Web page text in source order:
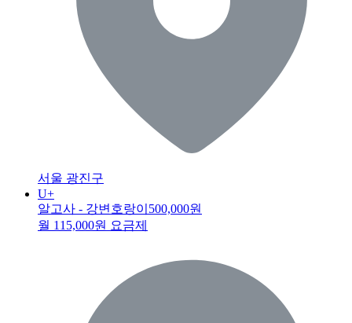
서울 광진구
U+
알고사 - 강변호랑이 500,000원
월 115,000원 요금제